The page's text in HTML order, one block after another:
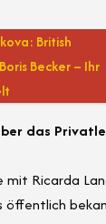
British
Becker – Ihr
das
mit Ricarda